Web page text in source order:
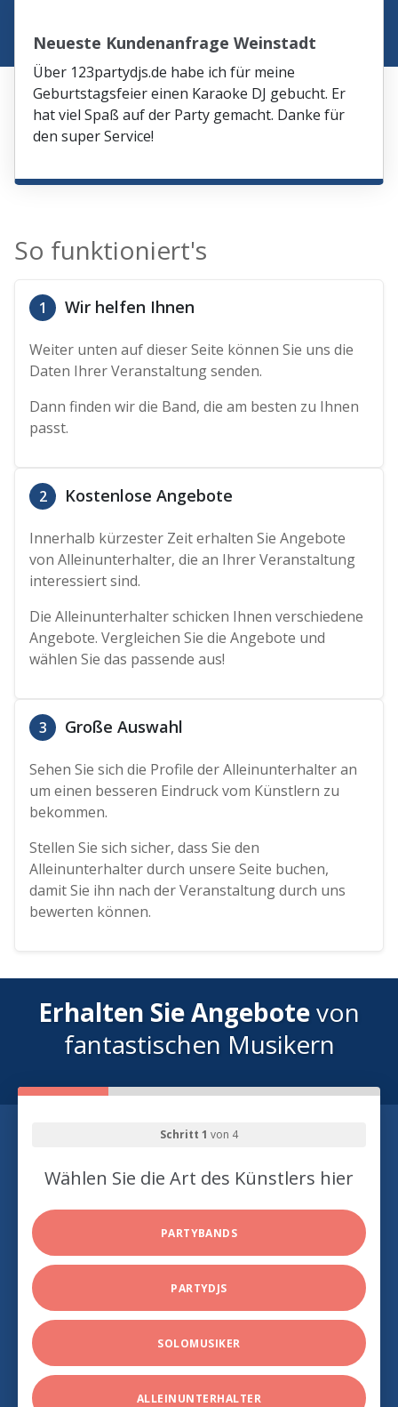
Neueste Kundenanfrage Weinstadt
Über 123partydjs.de habe ich für meine
Geburtstagsfeier einen Karaoke DJ gebucht. Er
hat viel Spaß auf der Party gemacht. Danke für
den super Service!
So funktioniert's
1 Wir helfen Ihnen
Weiter unten auf dieser Seite können Sie uns die
Daten Ihrer Veranstaltung senden.
Dann finden wir die Band, die am besten zu Ihnen
passt.
2 Kostenlose Angebote
Innerhalb kürzester Zeit erhalten Sie Angebote
von Alleinunterhalter, die an Ihrer Veranstaltung
interessiert sind.
Die Alleinunterhalter schicken Ihnen verschiedene
Angebote. Vergleichen Sie die Angebote und
wählen Sie das passende aus!
3 Große Auswahl
Sehen Sie sich die Profile der Alleinunterhalter an
um einen besseren Eindruck vom Künstlern zu
bekommen.
Stellen Sie sich sicher, dass Sie den
Alleinunterhalter durch unsere Seite buchen,
damit Sie ihn nach der Veranstaltung durch uns
bewerten können.
Erhalten Sie Angebotevon
fantastischen Musikern
Schritt 1 von 4
Wählen Sie die Art des Künstlers hier
PARTYBANDS
PARTYDJS
SOLOMUSIKER
ALLEINUNTERHALTER